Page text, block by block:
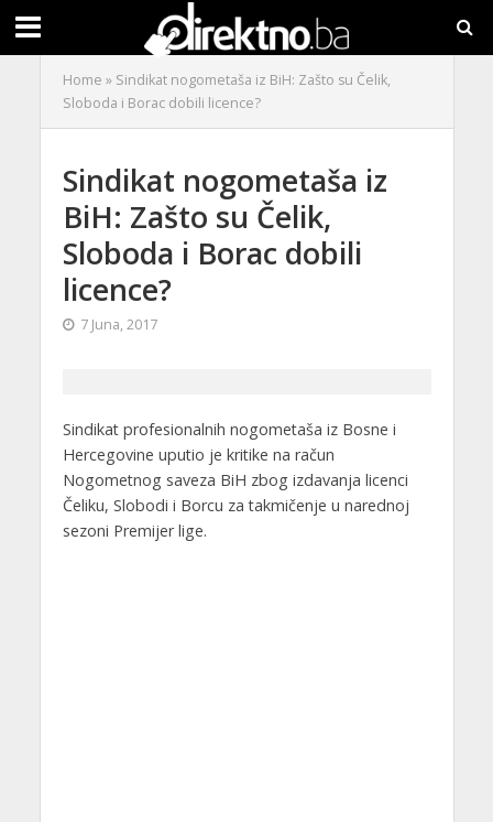
Home » Sindikat nogometaša iz BiH: Zašto su Čelik,
Sloboda i Borac dobili licence?
Sindikat nogometaša iz
BiH: Zašto su Čelik,
Sloboda i Borac dobili
licence?
7 Juna, 2017
Sindikat profesionalnih nogometaša iz Bosne i
Hercegovine uputio je kritike na račun
Nogometnog saveza BiH zbog izdavanja licenci
Čeliku, Slobodi i Borcu za takmičenje u narednoj
sezoni Premijer lige.